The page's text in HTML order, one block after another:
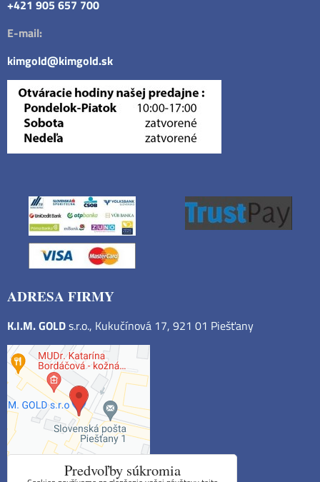
+421 905 657 700
E-mail:
kimgold@kimgold.sk
ADRESA FIRMY
K.I.M. GOLDs.r.o., Kukučínová 17, 921 01 Piešťany
Predvoľby súkromia